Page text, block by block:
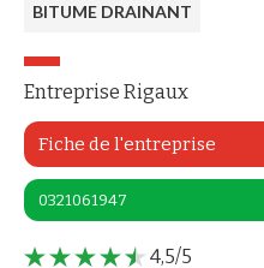
BITUME DRAINANT
Entreprise Rigaux
Fiche de l'entreprise
0321061947
4,5/5